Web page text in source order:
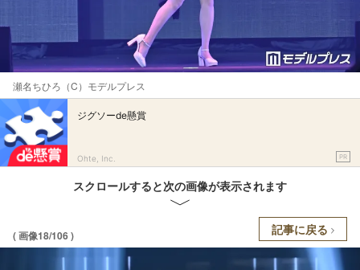
瀬名ちひろ（C）モデルプレス
ジグソーde懸賞
Ohte, Inc. PR
スクロールすると次の画像が表示されます
( 画像18/106 ) 記事に戻る